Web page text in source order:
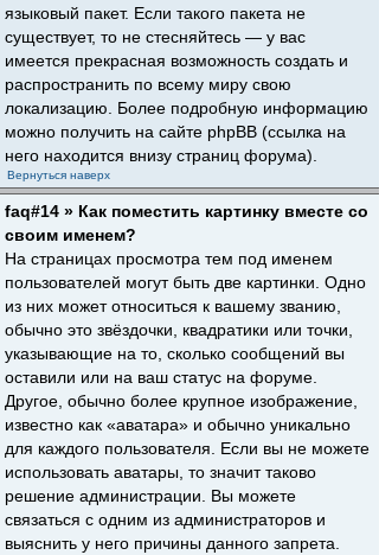
языковый пакет. Если такого пакета не
существует, то не стесняйтесь — у вас
имеется прекрасная возможность создать и
распространить по всему миру свою
локализацию. Более подробную информацию
можно получить на сайте phpBB (ссылка на
него находится внизу страниц форума).
Вернуться наверх
faq#14 » Как поместить картинку вместе со
своим именем?
На страницах просмотра тем под именем
пользователей могут быть две картинки. Одно
из них может относиться к вашему званию,
обычно это звёздочки, квадратики или точки,
указывающие на то, сколько сообщений вы
оставили или на ваш статус на форуме.
Другое, обычно более крупное изображение,
известно как «аватара» и обычно уникально
для каждого пользователя. Если вы не можете
использовать аватары, то значит таково
решение администрации. Вы можете
связаться с одним из администраторов и
выяснить у него причины данного запрета.